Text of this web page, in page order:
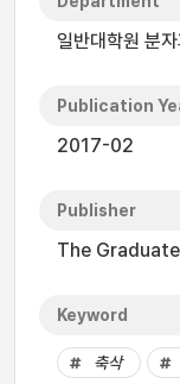
일반대학원 분
Publication
2017-02
Publisher
The
Keyword
축삭